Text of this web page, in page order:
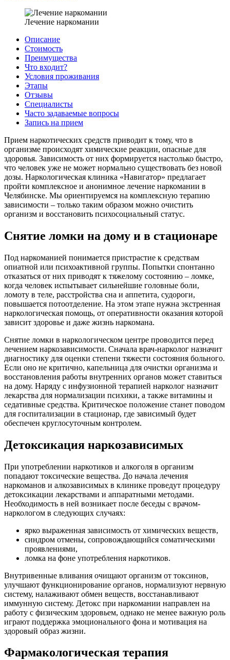
Лечение наркомании
Описание
Стоимость
Преимущества
Что входит?
Условия проживания
Этапы
Отзывы
Специалисты
Часто задаваемые вопросы
Запись на прием
Прием наркотических средств приводит к тому, что в
организме происходят химические реакции, опасные для
здоровья. Зависимость от них формируется настолько быстро,
что человек уже не может нормально существовать без новой
дозы. Наркологическая клиника «Навигатор» предлагает
пройти комплексное и анонимное лечение наркомании в
Челябинске. Мы ориентируемся на комплексную терапию
зависимости – только таким образом можно очистить
организм и восстановить психосоциальный статус.
Снятие ломки на дому и в стационаре
Под наркоманией понимается пристрастие к средствам
опиатной или психоактивной группы. Попытки спонтанно
отказаться от них приводят к тяжелому состоянию – ломке,
когда человек испытывает сильнейшие головные боли,
ломоту в теле, расстройства сна и аппетита, судороги,
повышается потоотделение. На этом этапе нужна экстренная
наркологическая помощь, от оперативности оказания которой
зависит здоровье и даже жизнь наркомана.
Снятие ломки в наркологическом центре проводится перед
лечением наркозависимости. Сначала врач-нарколог назначит
диагностику для оценки степени тяжести состояния больного.
Если оно не критично, капельница для очистки организма и
восстановления работы внутренних органов может ставиться
на дому. Наряду с инфузионной терапией нарколог назначит
лекарства для нормализации психики, а также витамины и
седативные средства. Критическое положение станет поводом
для госпитализации в стационар, где зависимый будет
обеспечен круглосуточным контролем.
Детоксикация наркозависимых
При употреблении наркотиков и алкоголя в организм
попадают токсические вещества. До начала лечения
наркоманов и алкозависимых в клинике проведут процедуру
детоксикации лекарствами и аппаратными методами.
Необходимость в ней возникает после беседы с врачом-
наркологом в следующих случаях:
ярко выраженная зависимость от химических веществ,
синдром отмены, сопровождающийся соматическими
проявлениями,
ломка на фоне употребления наркотиков.
Внутривенные вливания очищают организм от токсинов,
улучшают функционирование органов, нормализуют нервную
систему, налаживают обмен веществ, восстанавливают
иммунную систему. Детокс при наркомании направлен на
работу с физическим здоровьем, однако не менее важную роль
играют поддержка эмоционального фона и мотивация на
здоровый образ жизни.
Фармакологическая терапия